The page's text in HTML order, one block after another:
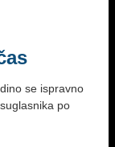
se ispravno
po